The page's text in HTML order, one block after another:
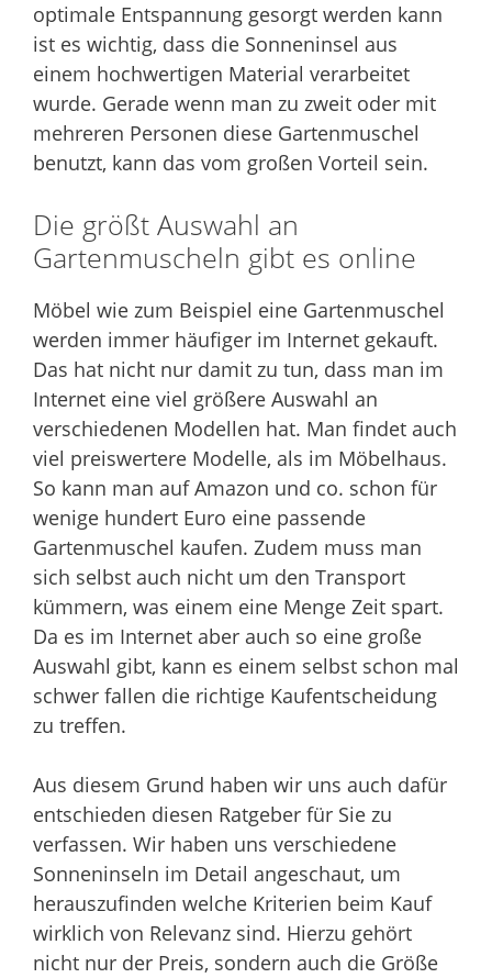
optimale Entspannung gesorgt werden kann
ist es wichtig, dass die Sonneninsel aus
einem hochwertigen Material verarbeitet
wurde. Gerade wenn man zu zweit oder mit
mehreren Personen diese Gartenmuschel
benutzt, kann das vom großen Vorteil sein.
Die größt Auswahl an
Gartenmuscheln gibt es online
Möbel wie zum Beispiel eine Gartenmuschel
werden immer häufiger im Internet gekauft.
Das hat nicht nur damit zu tun, dass man im
Internet eine viel größere Auswahl an
verschiedenen Modellen hat. Man findet auch
viel preiswertere Modelle, als im Möbelhaus.
So kann man auf Amazon und co. schon für
wenige hundert Euro eine passende
Gartenmuschel kaufen. Zudem muss man
sich selbst auch nicht um den Transport
kümmern, was einem eine Menge Zeit spart.
Da es im Internet aber auch so eine große
Auswahl gibt, kann es einem selbst schon mal
schwer fallen die richtige Kaufentscheidung
zu treffen.
Aus diesem Grund haben wir uns auch dafür
entschieden diesen Ratgeber für Sie zu
verfassen. Wir haben uns verschiedene
Sonneninseln im Detail angeschaut, um
herauszufinden welche Kriterien beim Kauf
wirklich von Relevanz sind. Hierzu gehört
nicht nur der Preis, sondern auch die Größe